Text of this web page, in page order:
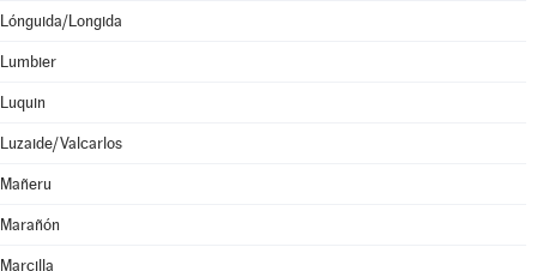
Lónguida/Longida
Lumbier
Luquin
Luzaide/Valcarlos
Mañeru
Marañón
Marcilla